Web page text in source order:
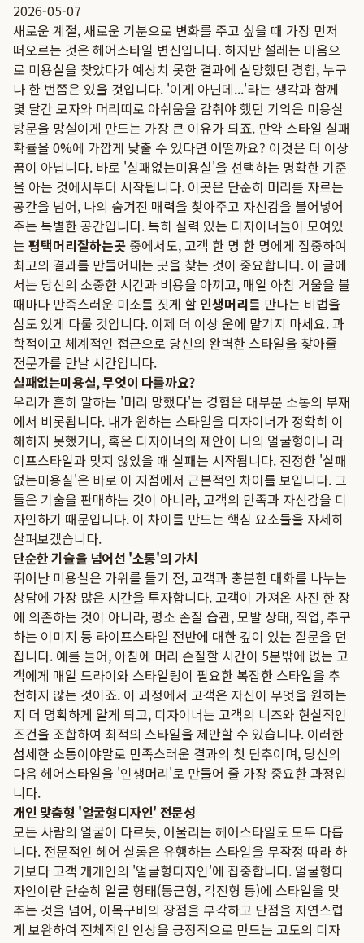
2026-05-07
새로운 계절, 새로운 기분으로 변화를 주고 싶을 때 가장 먼저
떠오르는 것은 헤어스타일 변신입니다. 하지만 설레는 마음으
로 미용실을 찾았다가 예상치 못한 결과에 실망했던 경험, 누구
나 한 번쯤은 있을 것입니다. '이게 아닌데...'라는 생각과 함께
몇 달간 모자와 머리띠로 아쉬움을 감춰야 했던 기억은 미용실
방문을 망설이게 만드는 가장 큰 이유가 되죠. 만약 스타일 실패
확률을 0%에 가깝게 낮출 수 있다면 어떨까요? 이것은 더 이상
꿈이 아닙니다. 바로 '실패없는미용실'을 선택하는 명확한 기준
을 아는 것에서부터 시작됩니다. 이곳은 단순히 머리를 자르는
공간을 넘어, 나의 숨겨진 매력을 찾아주고 자신감을 불어넣어
주는 특별한 공간입니다. 특히 실력 있는 디자이너들이 모여있
는 평택머리잘하는곳 중에서도, 고객 한 명 한 명에게 집중하여
최고의 결과를 만들어내는 곳을 찾는 것이 중요합니다. 이 글에
서는 당신의 소중한 시간과 비용을 아끼고, 매일 아침 거울을 볼
때마다 만족스러운 미소를 짓게 할 인생머리를 만나는 비법을
심도 있게 다룰 것입니다. 이제 더 이상 운에 맡기지 마세요. 과
학적이고 체계적인 접근으로 당신의 완벽한 스타일을 찾아줄
전문가를 만날 시간입니다.
실패없는미용실, 무엇이 다를까요?
우리가 흔히 말하는 '머리 망했다'는 경험은 대부분 소통의 부재
에서 비롯됩니다. 내가 원하는 스타일을 디자이너가 정확히 이
해하지 못했거나, 혹은 디자이너의 제안이 나의 얼굴형이나 라
이프스타일과 맞지 않았을 때 실패는 시작됩니다. 진정한 '실패
없는미용실'은 바로 이 지점에서 근본적인 차이를 보입니다. 그
들은 기술을 판매하는 것이 아니라, 고객의 만족과 자신감을 디
자인하기 때문입니다. 이 차이를 만드는 핵심 요소들을 자세히
살펴보겠습니다.
단순한 기술을 넘어선 '소통'의 가치
뛰어난 미용실은 가위를 들기 전, 고객과 충분한 대화를 나누는
상담에 가장 많은 시간을 투자합니다. 고객이 가져온 사진 한 장
에 의존하는 것이 아니라, 평소 손질 습관, 모발 상태, 직업, 추구
하는 이미지 등 라이프스타일 전반에 대한 깊이 있는 질문을 던
집니다. 예를 들어, 아침에 머리 손질할 시간이 5분밖에 없는 고
객에게 매일 드라이와 스타일링이 필요한 복잡한 스타일을 추
천하지 않는 것이죠. 이 과정에서 고객은 자신이 무엇을 원하는
지 더 명확하게 알게 되고, 디자이너는 고객의 니즈와 현실적인
조건을 조합하여 최적의 스타일을 제안할 수 있습니다. 이러한
섬세한 소통이야말로 만족스러운 결과의 첫 단추이며, 당신의
다음 헤어스타일을 '인생머리'로 만들어 줄 가장 중요한 과정입
니다.
개인 맞춤형 '얼굴형디자인' 전문성
모든 사람의 얼굴이 다르듯, 어울리는 헤어스타일도 모두 다릅
니다. 전문적인 헤어 살롱은 유행하는 스타일을 무작정 따라 하
기보다 고객 개개인의 '얼굴형디자인'에 집중합니다. 얼굴형디
자인이란 단순히 얼굴 형태(둥근형, 각진형 등)에 스타일을 맞
추는 것을 넘어, 이목구비의 장점을 부각하고 단점을 자연스럽
게 보완하여 전체적인 인상을 긍정적으로 만드는 고도의 디자